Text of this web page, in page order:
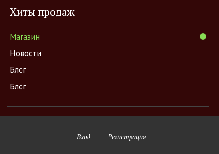
Хиты продаж
Магазин
Новости
Блог
Блог
Вход Регистрация